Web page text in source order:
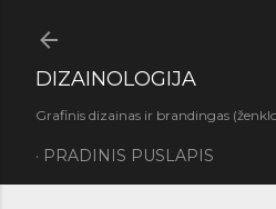
DIZAINOLOGIJA
Grafinis dizainas ir brandingas
PRADINIS PUSLAPIS